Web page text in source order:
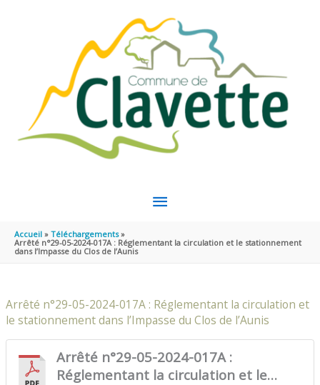
MENU
PRINCIPAL
Accueil
Téléchargements
Arrêté n°29-05-2024-017A : Réglementant la circulation et le stationnement
dans l’Impasse du Clos de l’Aunis
Arrêté n°29-05-2024-017A : Réglementant la circulation et
le stationnement dans l’Impasse du Clos de l’Aunis
Arrêté n°29-05-2024-017A :
Réglementant la circulation et le